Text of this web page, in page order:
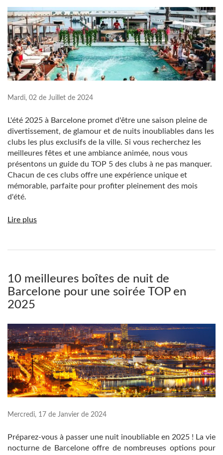
Mardi, 02 de Juillet de 2024
L'été 2025 à Barcelone promet d'être une saison pleine de
divertissement, de glamour et de nuits inoubliables dans les
clubs les plus exclusifs de la ville. Si vous recherchez les
meilleures fêtes et une ambiance animée, nous vous
présentons un guide du TOP 5 des clubs à ne pas manquer.
Chacun de ces clubs offre une expérience unique et
mémorable, parfaite pour profiter pleinement des mois
d'été.
Lire plus
10 meilleures boîtes de nuit de
Barcelone pour une soirée TOP en
2025
Mercredi, 17 de Janvier de 2024
Préparez-vous à passer une nuit inoubliable en 2025 ! La vie
nocturne de Barcelone offre de nombreuses options pour